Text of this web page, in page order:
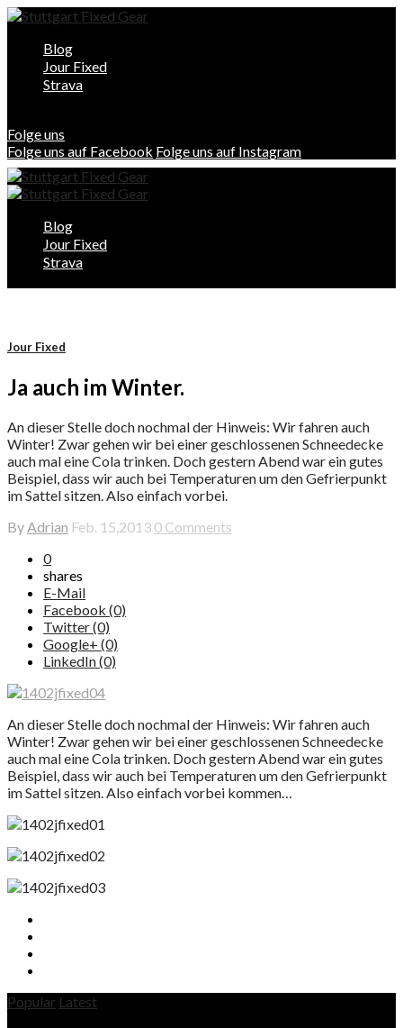
Blog
Jour Fixed
Strava
Folge uns
Folge uns auf Facebook Folge uns auf Instagram
Blog
Jour Fixed
Strava
Jour Fixed
Ja auch im Winter.
An dieser Stelle doch nochmal der Hinweis: Wir fahren auch
Winter! Zwar gehen wir bei einer geschlossenen Schneedecke
auch mal eine Cola trinken. Doch gestern Abend war ein gutes
Beispiel, dass wir auch bei Temperaturen um den Gefrierpunkt
im Sattel sitzen. Also einfach vorbei.
ByAdrian Feb. 15,2013 0 Comments
0
shares
E-Mail
Facebook (0)
Twitter (0)
Google+ (0)
LinkedIn (0)
An dieser Stelle doch nochmal der Hinweis: Wir fahren auch
Winter! Zwar gehen wir bei einer geschlossenen Schneedecke
auch mal eine Cola trinken. Doch gestern Abend war ein gutes
Beispiel, dass wir auch bei Temperaturen um den Gefrierpunkt
im Sattel sitzen. Also einfach vorbei kommen…
Popular Latest